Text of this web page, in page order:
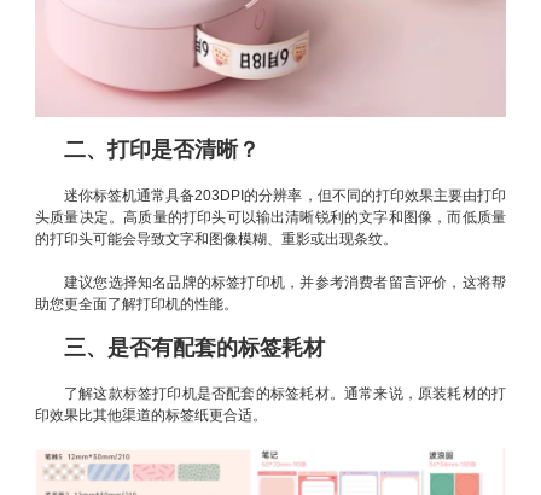
二、打印是否清晰？
迷你标签机通常具备203DPI的分辨率，但不同的打印效果主要由打印
头质量决定。高质量的打印头可以输出清晰锐利的文字和图像，而低质量
的打印头可能会导致文字和图像模糊、重影或出现条纹。
建议您选择知名品牌的标签打印机，并参考消费者留言评价，这将帮
助您更全面了解打印机的性能。
三、是否有配套的标签耗材
了解这款标签打印机是否配套的标签耗材。通常来说，原装耗材的打
印效果比其他渠道的标签纸更合适。